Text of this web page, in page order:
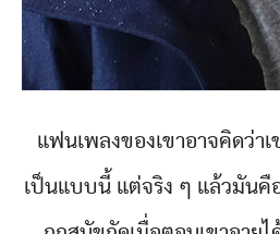
แฟนเพลงของเขาอาจคิดว่า
เป็นแบบนี้ แต่จริง ๆ แล้วมันคื